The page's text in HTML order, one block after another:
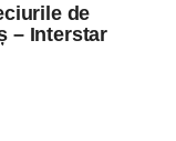
de
– Interstar